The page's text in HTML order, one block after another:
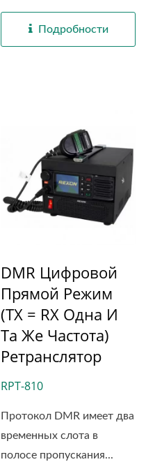
Подробности
DMR Цифровой
Прямой Режим
(TX = RX Одна И
Та Же Частота)
Ретранслятор
RPT-810
Протокол DMR имеет два
временных слота в
полосе пропускания...